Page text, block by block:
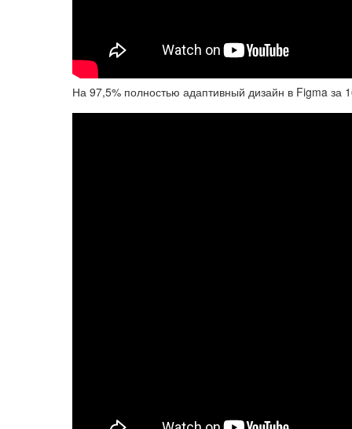
На 97,5% полностью адаптивный дизайн в Figma за